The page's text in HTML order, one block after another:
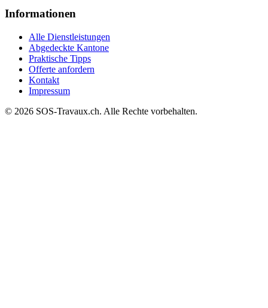
Informationen
Alle Dienstleistungen
Abgedeckte Kantone
Praktische Tipps
Offerte anfordern
Kontakt
Impressum
© 2026 SOS-Travaux.ch. Alle Rechte vorbehalten.